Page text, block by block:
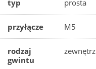
typ prosta
przyłącze M5
rodzaj
gwintu